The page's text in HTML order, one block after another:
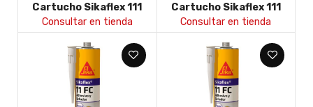
Cartucho Sikaflex 111
adhesivo y sellador
blanco
Consultar en tienda
Cartucho Sikaflex 111
adhesivo y sellador
negro
Consultar en tienda